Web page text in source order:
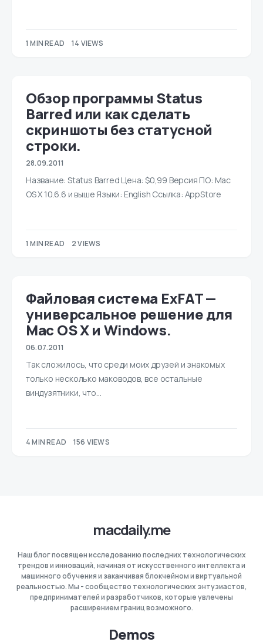
1 MIN READ 14 VIEWS
Обзор программы Status
Barred или как сделать
скриншоты без статусной
строки.
28.09.2011
Название: Status Barred Цена: $0,99 Версия ПО: Mac
OS X 10.6.6 и выше Языки: English Ссылка: AppStore
1 MIN READ 2 VIEWS
Файловая система ExFAT —
универсальное решение для
Mac OS X и Windows.
06.07.2011
Так сложилось, что среди моих друзей и знакомых
только несколько маководов, все остальные
виндузятники, что…
4 MIN READ 156 VIEWS
macdaily.me
Наш блог посвящен исследованию последних технологических
трендов и инноваций, начиная от искусственного интеллекта и
машинного обучения и заканчивая блокчейном и виртуальной
реальностью. Мы - сообщество технологических энтузиастов,
предпринимателей и разработчиков, которые увлечены
расширением границ возможного.
Demos